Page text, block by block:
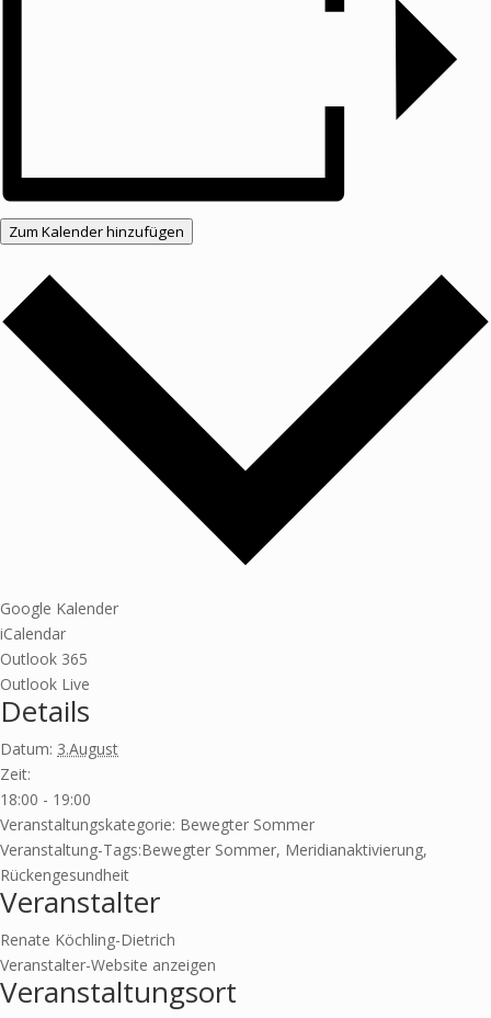
Zum Kalender hinzufügen
Google Kalender
iCalendar
Outlook 365
Outlook Live
Details
Datum: 3.August
Zeit:
18:00 - 19:00
Veranstaltungskategorie: Bewegter Sommer
Veranstaltung-Tags:Bewegter Sommer, Meridianaktivierung,
Rückengesundheit
Veranstalter
Renate Köchling-Dietrich
Veranstalter-Website anzeigen
Veranstaltungsort